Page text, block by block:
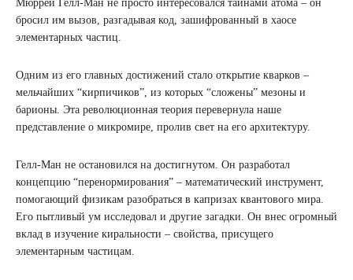
Мюррей Гелл-Ман не просто интересовался тайнами атома – он
бросил им вызов, разгадывая код, зашифрованный в хаосе
элементарных частиц.
Одним из его главных достижений стало открытие кварков –
мельчайших “кирпичиков”, из которых “сложены” мезоны и
барионы. Эта революционная теория перевернула наше
представление о микромире, пролив свет на его архитектуру.
Гелл-Ман не остановился на достигнутом. Он разработал
концепцию “перенормирования” – математический инструмент,
помогающий физикам разобраться в капризах квантового мира.
Его пытливый ум исследовал и другие загадки. Он внес огромный
вклад в изучение киральности – свойства, присущего
элементарным частицам.